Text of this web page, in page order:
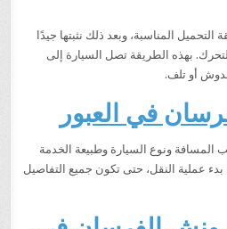
التحميل المناسبة، وبعد ذلك نثبتها جيدًا
بهذه الطريقة تصل السيارة إلى
أو تلف.
في العبور
المسافة ونوع السيارة وطبيعة الخدمة
بدء عملية النقل، حتى تكون جميع التفاصيل